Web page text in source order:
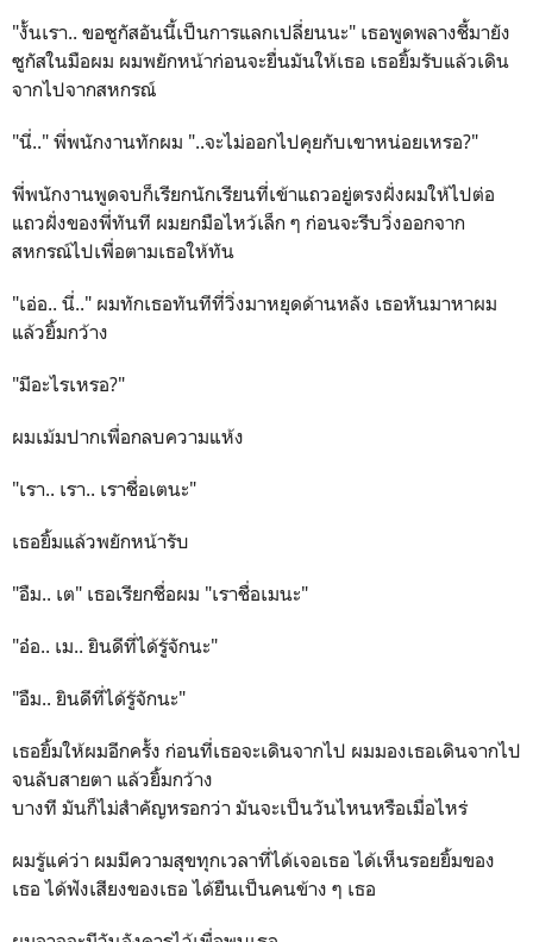
"งั้นเรา.. ขอซูกัสอันนี้เป็นการแลกเปลี่ยนนะ" เธอพูดพลางชี้มายัง
ซูกัสในมือผม ผมพยักหน้าก่อนจะยื่นมันให้เธอ เธอยิ้มรับแล้วเดิน
จากไปจากสหกรณ์
"นี่.." พี่พนักงานทักผม "..จะไม่ออกไปคุยกับเขาหน่อยเหรอ?"
พี่พนักงานพูดจบก็เรียกนักเรียนที่เข้าแถวอยู่ตรงฝั่งผมให้ไปต่อ
แถวฝั่งของพี่ทันที ผมยกมือไหว้เล็ก ๆ ก่อนจะรีบวิ่งออกจาก
สหกรณ์ไปเพื่อตามเธอให้ทัน
"เอ่อ.. นี่.." ผมทักเธอทันทีที่วิ่งมาหยุดด้านหลัง เธอหันมาหาผม
แล้วยิ้มกว้าง
"มีอะไรเหรอ?"
ผมเม้มปากเพื่อกลบความแห้ง
"เรา.. เรา.. เราชื่อเตนะ"
เธอยิ้มแล้วพยักหน้ารับ
"อืม.. เต" เธอเรียกชื่อผม "เราชื่อเมนะ"
"อ๋อ.. เม.. ยินดีที่ได้รู้จักนะ"
"อืม.. ยินดีที่ได้รู้จักนะ"
เธอยิ้มให้ผมอีกครั้ง ก่อนที่เธอจะเดินจากไป ผมมองเธอเดินจากไป
จนลับสายตา แล้วยิ้มกว้าง
บางที มันก็ไม่สำคัญหรอกว่า มันจะเป็นวันไหนหรือเมื่อไหร่
ผมรู้แค่ว่า ผมมีความสุขทุกเวลาที่ได้เจอเธอ ได้เห็นรอยยิ้มของ
เธอ ได้ฟังเสียงของเธอ ได้ยืนเป็นคนข้าง ๆ เธอ